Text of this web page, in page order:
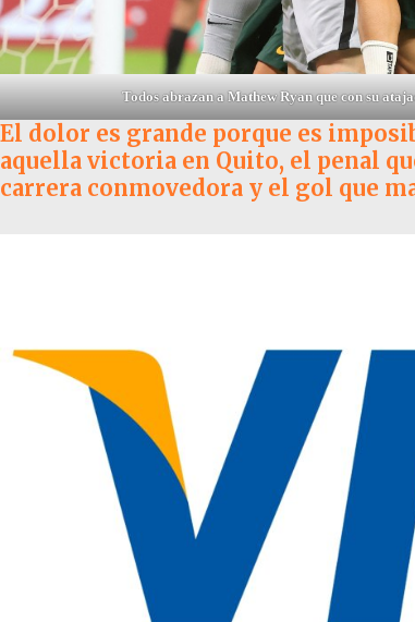
Todos abrazan a Mathew Ryan que con su
El dolor es grande porque es
aquella victoria en Quito, el penal
carrera conmovedora y el gol que